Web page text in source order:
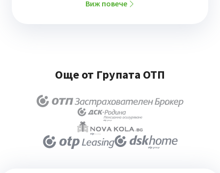
Виж повече
Още от Групата ОТП